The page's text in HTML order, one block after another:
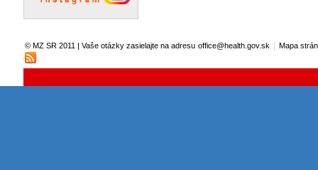
© MZ SR 2011 | Vaše otázky zasielajte na adresu office@health.gov.sk Mapa